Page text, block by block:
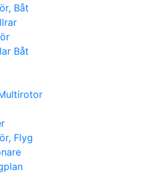
Båt
Båt
Flyg